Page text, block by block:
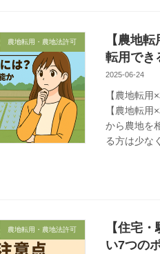
農地転用・農地法許可
【農地
転用でき
2025-06-24
【農地転
【農地転
から農地を
る方は少な
農地転用・農地法許可
【住宅
い7つの